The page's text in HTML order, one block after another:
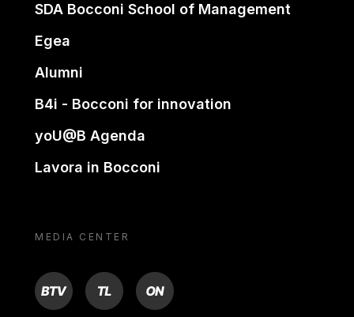
SDA Bocconi School of Management
Egea
Alumni
B4i - Bocconi for innovation
yoU@B Agenda
Lavora in Bocconi
MEDIA CENTER
BTV TL ON